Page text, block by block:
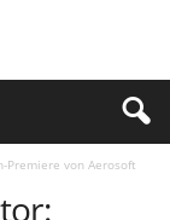
Premiere von Aerosoft